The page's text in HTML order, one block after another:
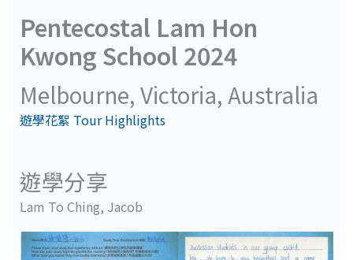
Pentecostal Lam Hon
Kwong School 2024
Melbourne, Victoria, Australia
遊學花絮 Tour Highlights
遊學分享
Lam To Ching, Jacob